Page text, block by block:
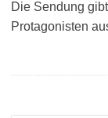
Die Sendung
Protagonisten